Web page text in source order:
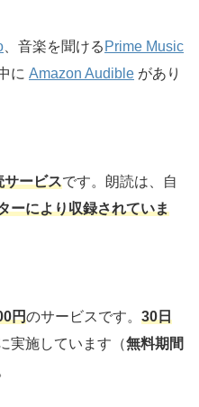
、音楽を聞ける Prime Music
に Amazon Audible があり
サービスです。朗読は、自
ーにより収録されていま
円のサービスです。 30日
実施しています（無料期間